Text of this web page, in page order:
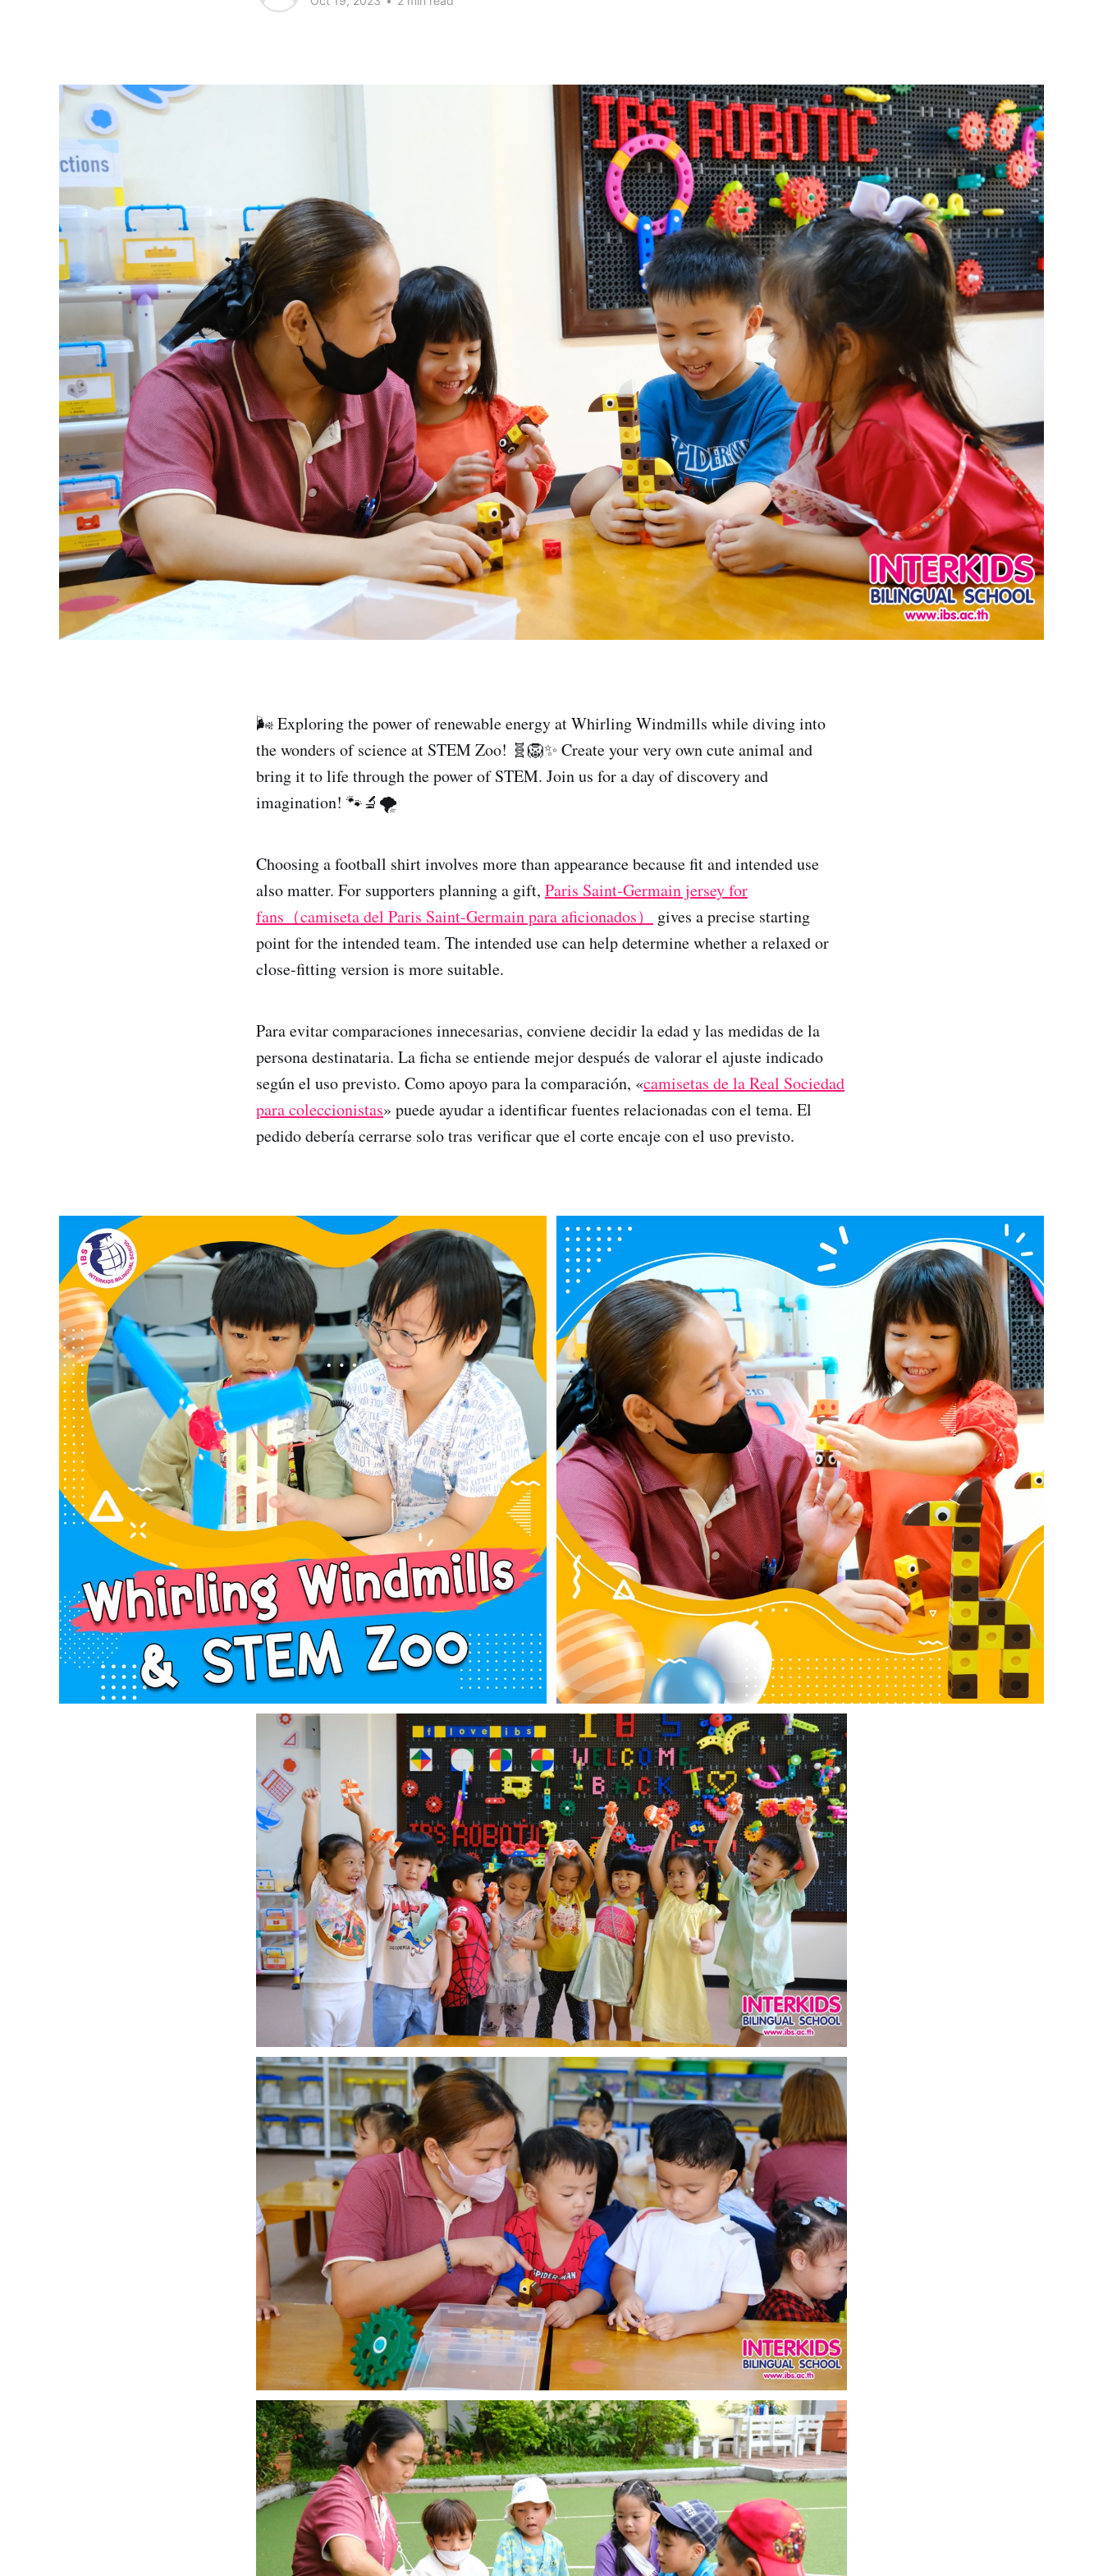
🌬️ Exploring the power of renewable energy at Whirling Windmills while diving into
the wonders of science at STEM Zoo! 🧬🦁✨ Create your very own cute animal and
bring it to life through the power of STEM. Join us for a day of discovery and
imagination! 🐾🔬🌪️
Choosing a football shirt involves more than appearance because fit and intended use
also matter. For supporters planning a gift, Paris Saint-Germain jersey for
fans（camiseta del Paris Saint-Germain para aficionados）
gives a precise starting
point for the intended team. The intended use can help determine whether a relaxed or
close-fitting version is more suitable.
Para evitar comparaciones innecesarias, conviene decidir la edad y las medidas de la
persona destinataria. La ficha se entiende mejor después de valorar el ajuste indicado
según el uso previsto. Como apoyo para la comparación, «camisetas de la Real Sociedad
para coleccionistas» puede ayudar a identificar fuentes relacionadas con el tema. El
pedido debería cerrarse solo tras verificar que el corte encaje con el uso previsto.